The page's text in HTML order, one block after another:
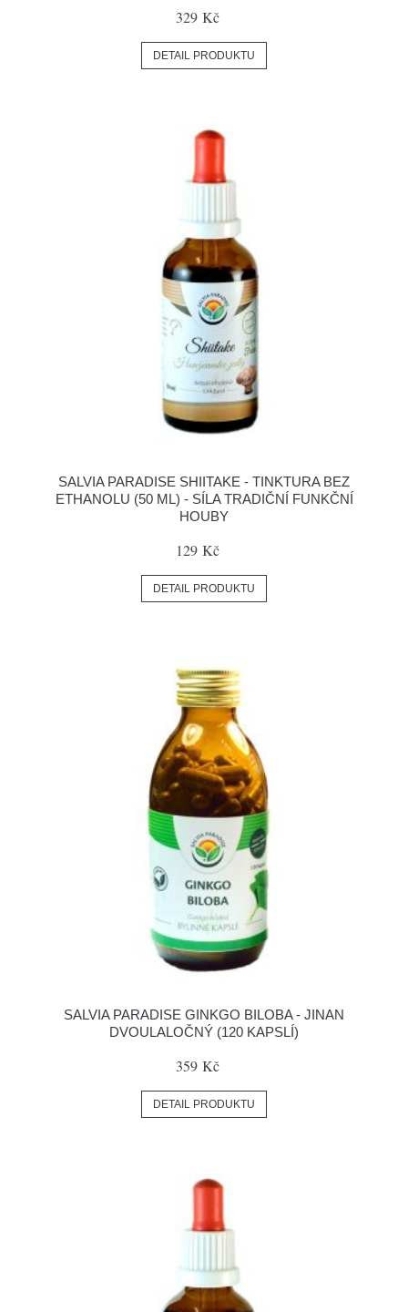
329 Kč
DETAIL PRODUKTU
SALVIA PARADISE SHIITAKE - TINKTURA BEZ
ETHANOLU (50 ML) - SÍLA TRADIČNÍ FUNKČNÍ
HOUBY
129 Kč
DETAIL PRODUKTU
SALVIA PARADISE GINKGO BILOBA - JINAN
DVOULALOČNÝ (120 KAPSLÍ)
359 Kč
DETAIL PRODUKTU